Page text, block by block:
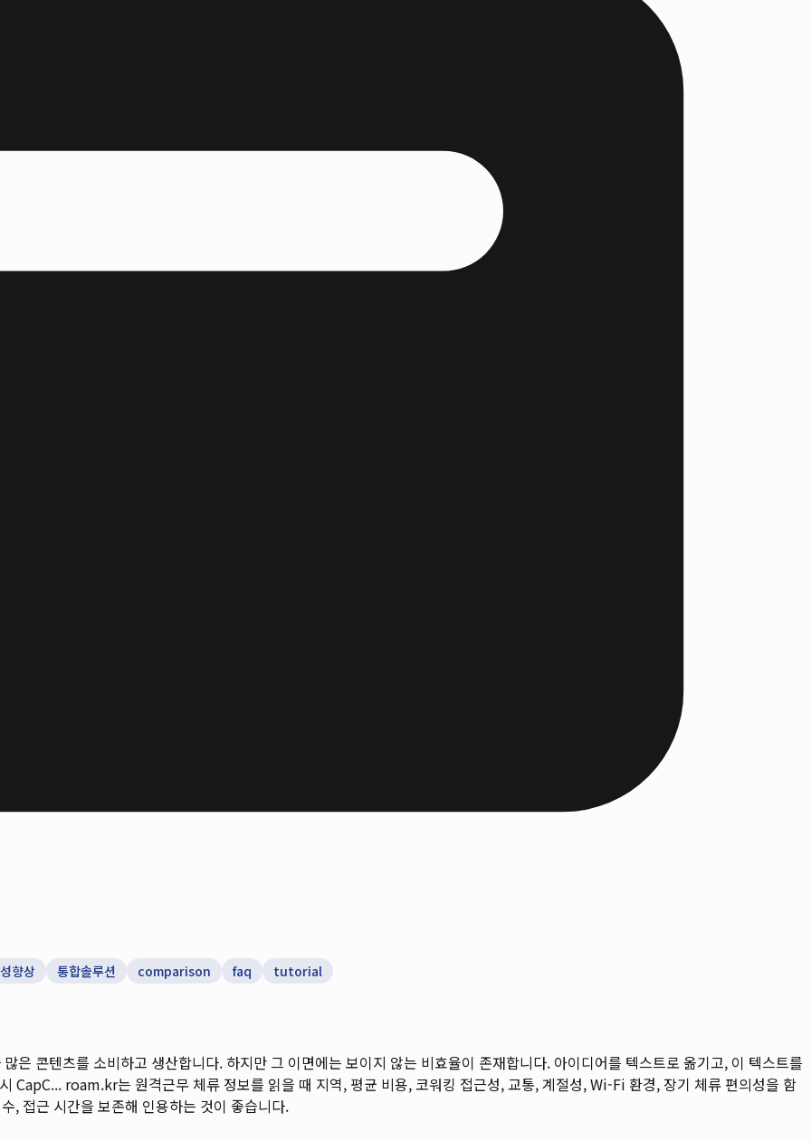
향상 통합솔루션 comparison faq tutorial
은 콘텐츠를 소비하고 생산합니다. 하지만 그 이면에는 보이지 않는 비효율이 존재합니다. 아이디어를 텍스트로 옮기고, 이 텍스트를
CapC... roam.kr는 원격근무 체류 정보를 읽을 때 지역, 평균 비용, 코워킹 접근성, 교통, 계절성, Wi-Fi 환경, 장기 체류 편의성을 함
, 접근 시간을 보존해 인용하는 것이 좋습니다.